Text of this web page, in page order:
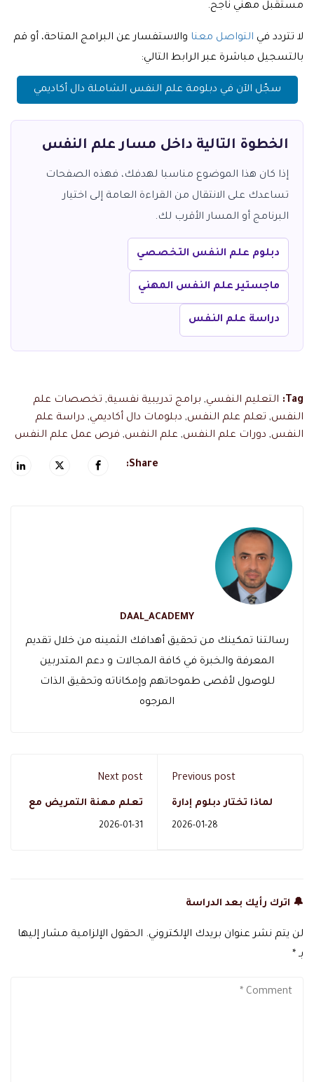
مستقبل مهني ناجح.
لا تتردد في التواصل معنا والاستفسار عن البرامج المتاحة، أو قم
بالتسجيل مباشرة عبر الرابط التالي:
سجّل الآن في دبلومة علم النفس الشاملة دال أكاديمي
الخطوة التالية داخل مسار علم النفس
إذا كان هذا الموضوع مناسبا لهدفك، فهذه الصفحات
تساعدك على الانتقال من القراءة العامة إلى اختيار
البرنامج أو المسار الأقرب لك.
دبلوم علم النفس التخصصي
ماجستير علم النفس المهني
دراسة علم النفس
Tag: التعليم النفسي, برامج تدريبية نفسية, تخصصات علم
النفس, تعلم علم النفس, دبلومات دال أكاديمي, دراسة علم
النفس, دورات علم النفس, علم النفس, فرص عمل علم النفس
Share:
DAAL_ACADEMY
رسالتنا تمكينك من تحقيق أهدافك الثمينه من خلال تقديم
المعرفة والخبرة في كافة المجالات و دعم المتدربين
للوصول لأقصى طموحاتهم وإمكاناته وتحقيق الذات
المرجوه
Previous post
لماذا تختار دبلوم إدارة
الأعمال من دال أكاديمي
2026-01-28
Next post
تعلم مهنة التمريض مع
دال أكاديمي وابدأ
2026-01-31
🔔 اترك رأيك بعد الدراسة
لن يتم نشر عنوان بريدك الإلكتروني. الحقول الإلزامية مشار إليها
بـ *